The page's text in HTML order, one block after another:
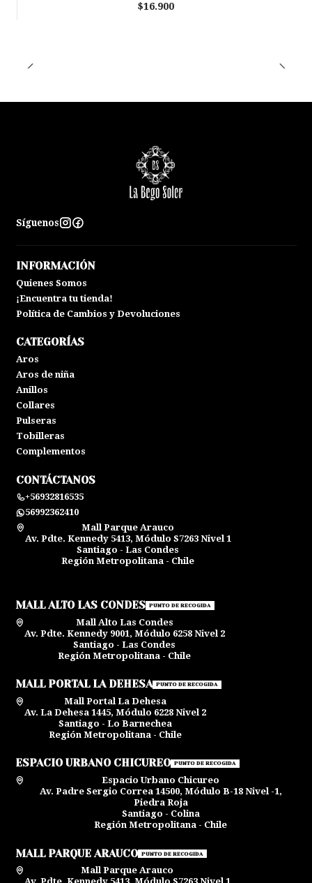
$16.900
Síguenos
INFORMACIÓN
Quienes Somos
¡Encuentra tu tienda!
Política de Cambios y Devoluciones
CATEGORÍAS
Aros
Aros de niña
Anillos
Collares
Pulseras
Tobilleras
Complementos
CONTÁCTANOS
+56932816535
56992362410
Mall Parque Arauco
Av. Pdte. Kennedy 5413, Módulo S7263 Nivel 1
Santiago - Las Condes
Región Metropolitana - Chile
MALL ALTO LAS CONDES PUNTO DE RECOGIDA
Mall Alto Las Condes
Av. Pdte. Kennedy 9001, Módulo 6258 Nivel 2
Santiago - Las Condes
Región Metropolitana - Chile
MALL PORTAL LA DEHESA PUNTO DE RECOGIDA
Mall Portal La Dehesa
Av. La Dehesa 1445, Módulo 6228 Nivel 2
Santiago - Lo Barnechea
Región Metropolitana - Chile
ESPACIO URBANO CHICUREO PUNTO DE RECOGIDA
Espacio Urbano Chicureo
Av. Padre Sergio Correa 14500, Módulo B-18 Nivel -1,
Piedra Roja
Santiago - Colina
Región Metropolitana - Chile
MALL PARQUE ARAUCO PUNTO DE RECOGIDA
Mall Parque Arauco